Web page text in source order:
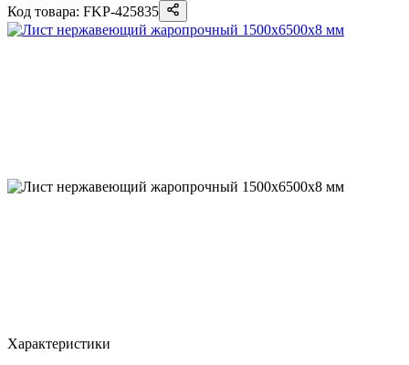
Код товара: FKP-425835
Характеристики